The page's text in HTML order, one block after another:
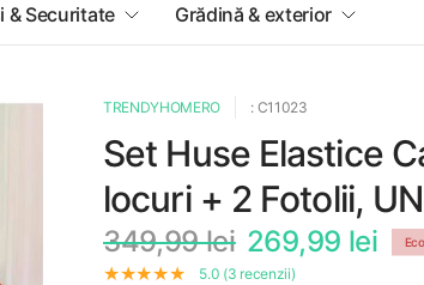
& Securitate Grădină & exterior
TRENDYHOMERO : C11023
Set Huse Elastice
locuri + 2 Fotolii,
349,99 lei 269,99 lei
5.0 (3 recenzii)